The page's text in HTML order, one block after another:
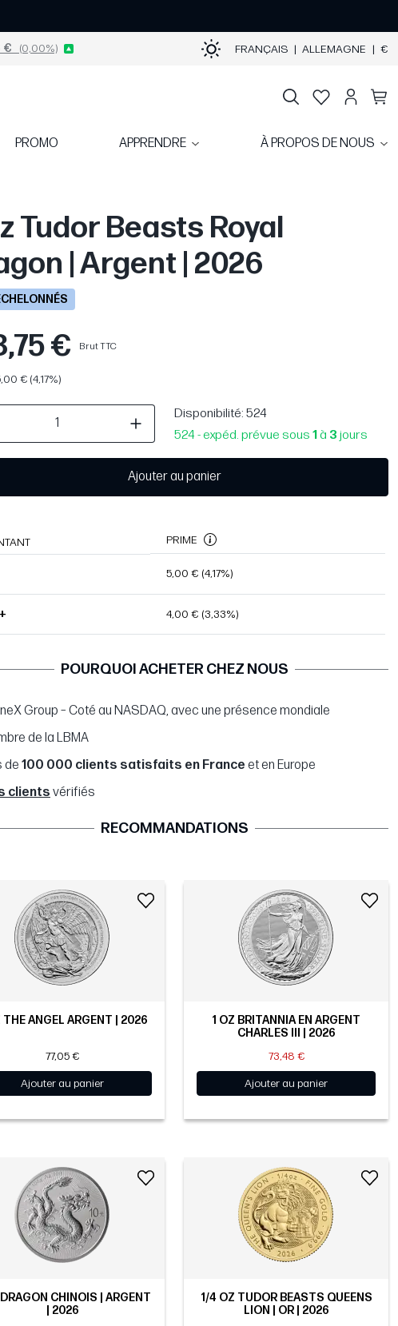
€ (0,00%) FRANÇAIS | ALLEMAGNE | €
PROMO APPRENDRE À PROPOS DE NOUS
Tudor Beasts Royal
| Argent | 2026
€ Brut TTC
€ (4,17%)
Disponibilité: 524
524 - expéd. prévue sous 1à 3 jours
Ajouter au panier
PRIME
5,00 € (4,17%)
4,00 € (3,33%)
POURQUOI ACHETER CHEZ NOUS
Group – Coté au NASDAQ, avec une présence mondiale
de la LBMA
de 100 000 clients satisfaits en France et en Europe
clients vérifiés
RECOMMANDATIONS
THE ANGEL ARGENT | 2026
77,05 €
Ajouter au panier
1 OZ BRITANNIA EN ARGENT
CHARLES III | 2026
73,48 €
Ajouter au panier
CHINOIS | ARGENT
| 2026
1/4 OZ TUDOR BEASTS QUEENS
LION | OR | 2026